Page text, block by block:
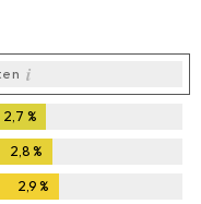
i
2,7 %
2,8%
2,9%